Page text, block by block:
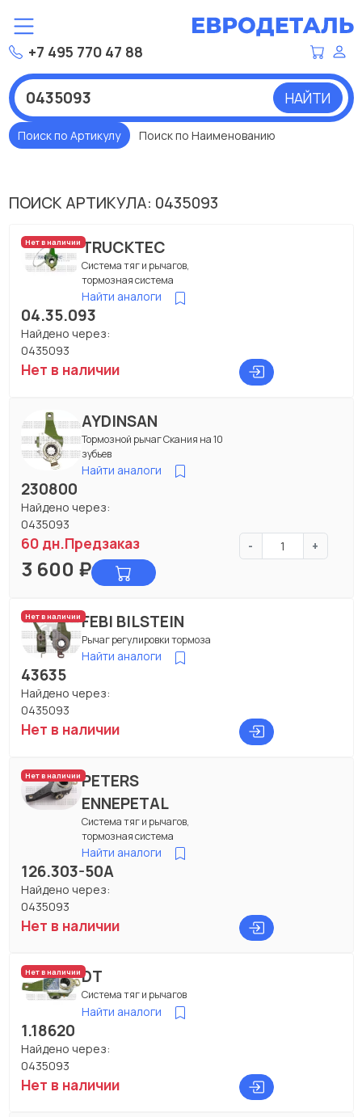
+7 495 770 47 88
НАЙТИ
Поиск по Артикулу Поиск по Наименованию
ПОИСК АРТИКУЛА: 0435093
Нет в наличииTRUCKTEC
Система тяг и рычагов,
тормозная система
Найти аналоги
04.35.093
Найдено через:
0435093
Нет в наличии
AYDINSAN
Тормозной рычаг Скания на 10
зубьев
Найти аналоги
230800
Найдено через:
0435093
60 дн.Предзаказ - +
3 600 ₽
Нет в наличииFEBI BILSTEIN
Рычаг регулировки тормоза
Найти аналоги
43635
Найдено через:
0435093
Нет в наличии
Нет в наличииPETERS
ENNEPETAL
Система тяг и рычагов,
тормозная система
Найти аналоги
126.303-50A
Найдено через:
0435093
Нет в наличии
Нет в наличииDT
Система тяг и рычагов
Найти аналоги
1.18620
Найдено через:
0435093
Нет в наличии